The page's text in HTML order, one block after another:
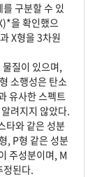
구분할 수 있
을 확인했으
X형을 3차원
질이 있으며,
소행성은 탄소
유사한 스펙트
려지지 않았다.
타와 같은 성분
, P형 같은 성분
주성분이며, M
정된다.